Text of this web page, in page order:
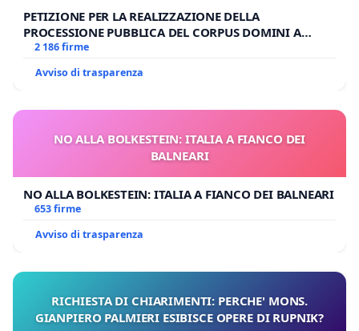
PETIZIONE PER LA REALIZZAZIONE DELLA
PROCESSIONE PUBBLICA DEL CORPUS DOMINI A
MILANO
2 186 firme
Avviso di trasparenza
NO ALLA BOLKESTEIN: ITALIA A FIANCO DEI
BALNEARI
NO ALLA BOLKESTEIN: ITALIA A FIANCO DEI BALNEARI
653 firme
Avviso di trasparenza
RICHIESTA DI CHIARIMENTI: PERCHE' MONS.
GIANPIERO PALMIERI ESIBISCE OPERE DI RUPNIK?